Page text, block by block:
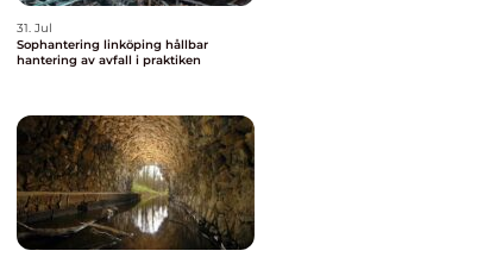
31. Jul
Sophantering linköping hållbar
hantering av avfall i praktiken